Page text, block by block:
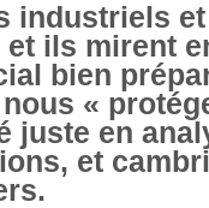
industriels
et ils mirent
bien
«
juste en
et